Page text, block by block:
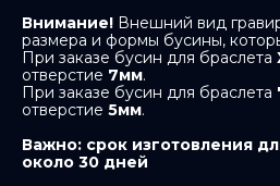
Внимание! Внешний вид
размера и формы бусины,
При заказе бусин для браслета
отверстие 7мм.
При заказе бусин для браслета
отверстие 5мм.
Важно: срок изготовления
около 30 дней